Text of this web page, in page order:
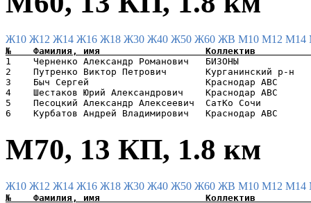
Ж10 Ж12 Ж14 Ж16 Ж18 Ж30 Ж40 Ж50 Ж60 ЖВ М10 М12 М14
1    Черненко Александр Романович   БИЗОНЫ
2    Путренко Виктор Петрович
3    Быч Сергей                     Краснодар АВС
4    Шестаков Юрий Александрович
5    Песоцкий Александр Алексеевич  СатКо
М70, 13 КП, 1.8 км
Ж10 Ж12 Ж14 Ж16 Ж18 Ж30 Ж40 Ж50 Ж60 ЖВ М10 М12 М14